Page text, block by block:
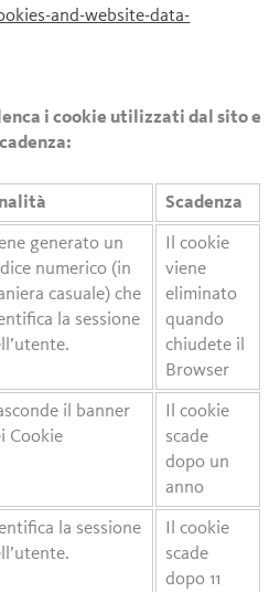
and-website-data-
i cookie utilizzati dal sito e
Scadenza
generato un
numerico (in
casuale) che
la sessione
Il cookie
viene
eliminato
quando
chiudete il
Browser
il banner
Cookie
Il cookie
scade
dopo un
anno
la sessione
Il cookie
scade
dopo 11